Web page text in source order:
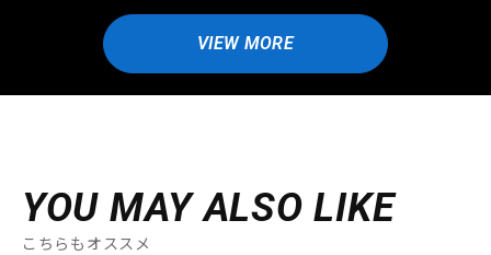
VIEW MORE
YOU MAY ALSO LIKE
こちらもオススメ